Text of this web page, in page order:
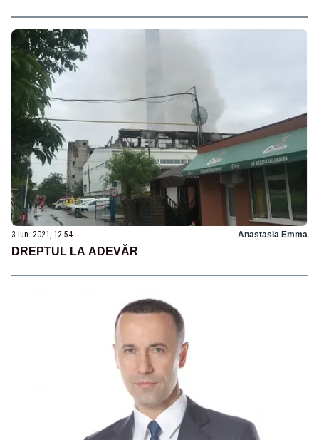
3 iun. 2021, 12:54 Anastasia Emma
DREPTUL LA ADEVĂR